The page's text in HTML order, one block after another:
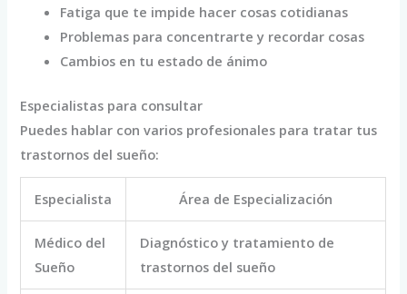
Fatiga que te impide hacer cosas cotidianas
Problemas para concentrarte y recordar cosas
Cambios en tu estado de ánimo
Especialistas para consultar
Puedes hablar con varios profesionales para tratar tus
trastornos del sueño:
Especialista Área de Especialización
Médico del
Sueño
Diagnóstico y tratamiento de
trastornos del sueño